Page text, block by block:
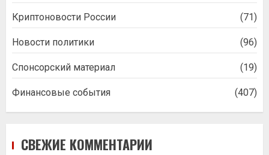
Криптоновости России (71)
Новости политики (96)
Спонсорский материал (19)
Финансовые события (407)
СВЕЖИЕ КОММЕНТАРИИ